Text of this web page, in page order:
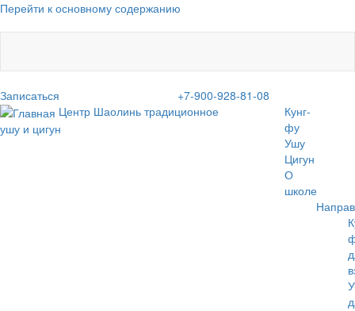
Перейти к основному содержанию
Записаться
+7-900-928-81-08
Центр Шаолинь традиционное
ушу и цигун
Кунг-
фу
Ушу
Цигун
О
школе